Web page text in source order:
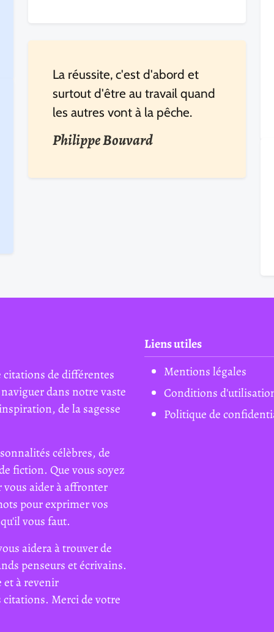
La réussite, c'est d'abord et
surtout d'être au travail quand
les autres vont à la pêche.
Philippe Bouvard
de différentes
dans notre vaste
de la sagesse
célèbres, de
fiction. Que vous soyez
vous aider à affronter
pour exprimer vos
vous faut.
aidera à trouver de
penseurs et écrivains.
et à revenir
Merci de votre
Liens utiles
Mentions légales
Conditions
Politique de